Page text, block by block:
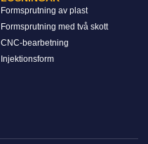
Formsprutning av plast
Formsprutning med två skott
CNC-bearbetning
Injektionsform